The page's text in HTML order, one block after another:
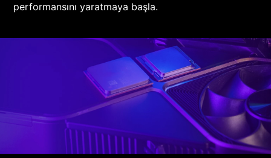
performansını yaratmaya başla.